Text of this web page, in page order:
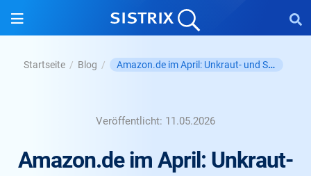
Startseite / Blog / Amazon.de im April: Unkraut- und Schädlingsbekämpfung ...
Veröffentlicht: 11.05.2026
Amazon.de im April: Unkraut-